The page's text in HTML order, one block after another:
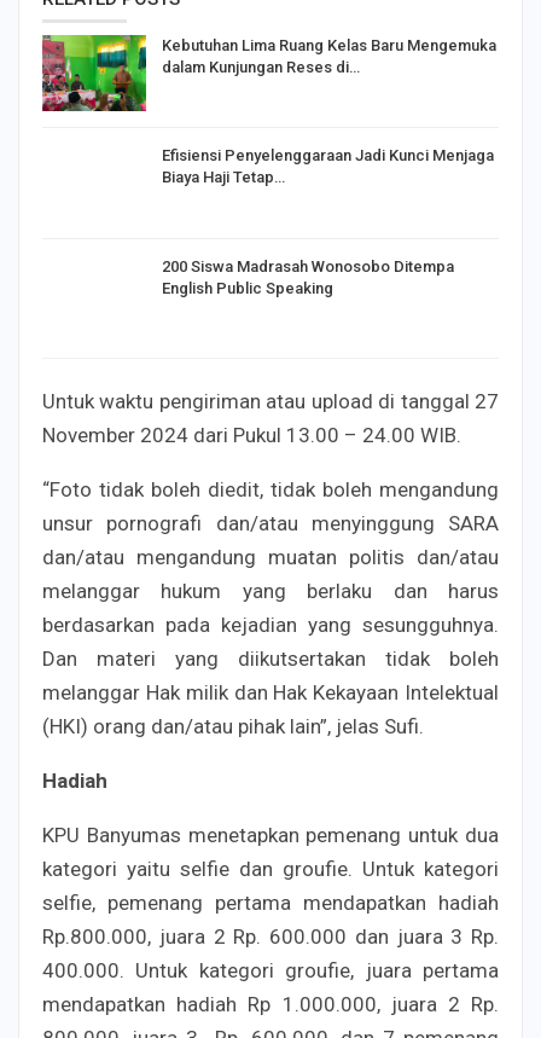
Kebutuhan Lima Ruang Kelas Baru Mengemuka
dalam Kunjungan Reses di…
Efisiensi Penyelenggaraan Jadi Kunci Menjaga
Biaya Haji Tetap…
200 Siswa Madrasah Wonosobo Ditempa
English Public Speaking
Untuk waktu pengiriman atau upload di tanggal 27
November 2024 dari Pukul 13.00 – 24.00 WIB.
“Foto tidak boleh diedit, tidak boleh mengandung
unsur pornografi dan/atau menyinggung SARA
dan/atau mengandung muatan politis dan/atau
melanggar hukum yang berlaku dan harus
berdasarkan pada kejadian yang sesungguhnya.
Dan materi yang diikutsertakan tidak boleh
melanggar Hak milik dan Hak Kekayaan Intelektual
(HKI) orang dan/atau pihak lain”, jelas Sufi.
Hadiah
KPU Banyumas menetapkan pemenang untuk dua
kategori yaitu selfie dan groufie. Untuk kategori
selfie, pemenang pertama mendapatkan hadiah
Rp.800.000, juara 2 Rp. 600.000 dan juara 3 Rp.
400.000. Untuk kategori groufie, juara pertama
mendapatkan hadiah Rp 1.000.000, juara 2 Rp.